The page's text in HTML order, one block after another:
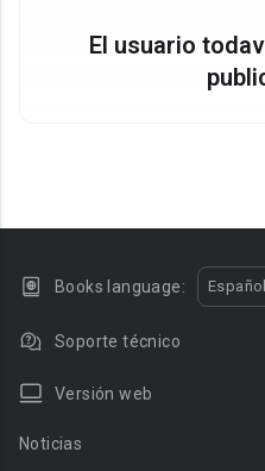
El usuario
Books language: Español
Soporte técnico
Versión web
Noticias